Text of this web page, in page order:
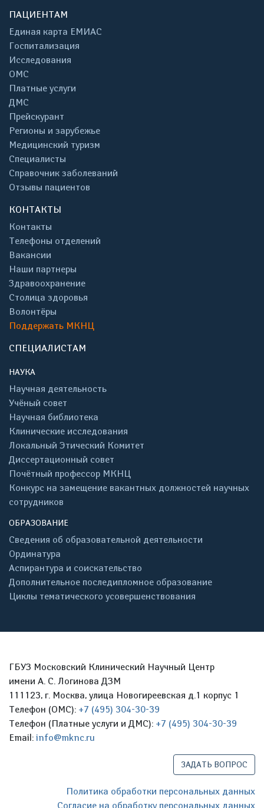
ПАЦИЕНТАМ
Единая карта ЕМИАС
Госпитализация
Исследования
ОМС
Платные услуги
ДМС
Прейскурант
Регионы и зарубежье
Медицинский туризм
Специалисты
Справочник заболеваний
Отзывы пациентов
КОНТАКТЫ
Контакты
Телефоны отделений
Вакансии
Наши партнеры
Здравоохранение
Столица здоровья
Волонтёры
Поддержать МКНЦ
СПЕЦИАЛИСТАМ
НАУКА
Научная деятельность
Учёный совет
Научная библиотека
Клинические исследования
Локальный Этический Комитет
Диссертационный совет
Почётный профессор МКНЦ
Конкурс на замещение вакантных должностей научных
сотрудников
ОБРАЗОВАНИЕ
Сведения об образовательной деятельности
Ординатура
Аспирантура и соискательство
Дополнительное последипломное образование
Циклы тематического усовершенствования
ГБУЗ Московский Клинический Научный Центр
имени А. С. Логинова ДЗМ
111123, г. Москва, улица Новогиреевская д.1 корпус 1
Телефон (ОМС): +7 (495) 304-30-39
Телефон (Платные услуги и ДМС): +7 (495) 304-30-39
Email: info@mknc.ru
ЗАДАТЬ ВОПРОС
Политика обработки персональных данных
Согласие на обработку персональных данных